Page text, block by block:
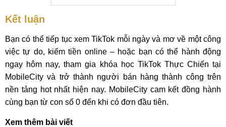
Kết luận
Bạn có thể tiếp tục xem TikTok mỗi ngày và mơ về một công
việc tự do, kiếm tiền online – hoặc bạn có thể hành động
ngay hôm nay, tham gia khóa học TikTok Thực Chiến tại
MobileCity và trở thành người bán hàng thành công trên
nền tảng hot nhất hiện nay. MobileCity cam kết đồng hành
cùng bạn từ con số 0 đến khi có đơn đầu tiên.
Xem thêm bài viết